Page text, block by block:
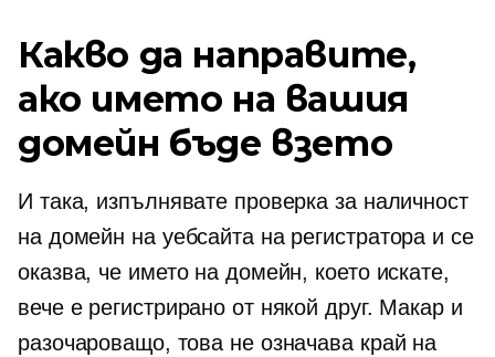
Какво да направите,
ако името на вашия
домейн бъде взето
И така, изпълнявате проверка за наличност
на домейн на уебсайта на регистратора и се
оказва, че името на домейн, което искате,
вече е регистрирано от някой друг. Макар и
разочароващо, това не означава край на